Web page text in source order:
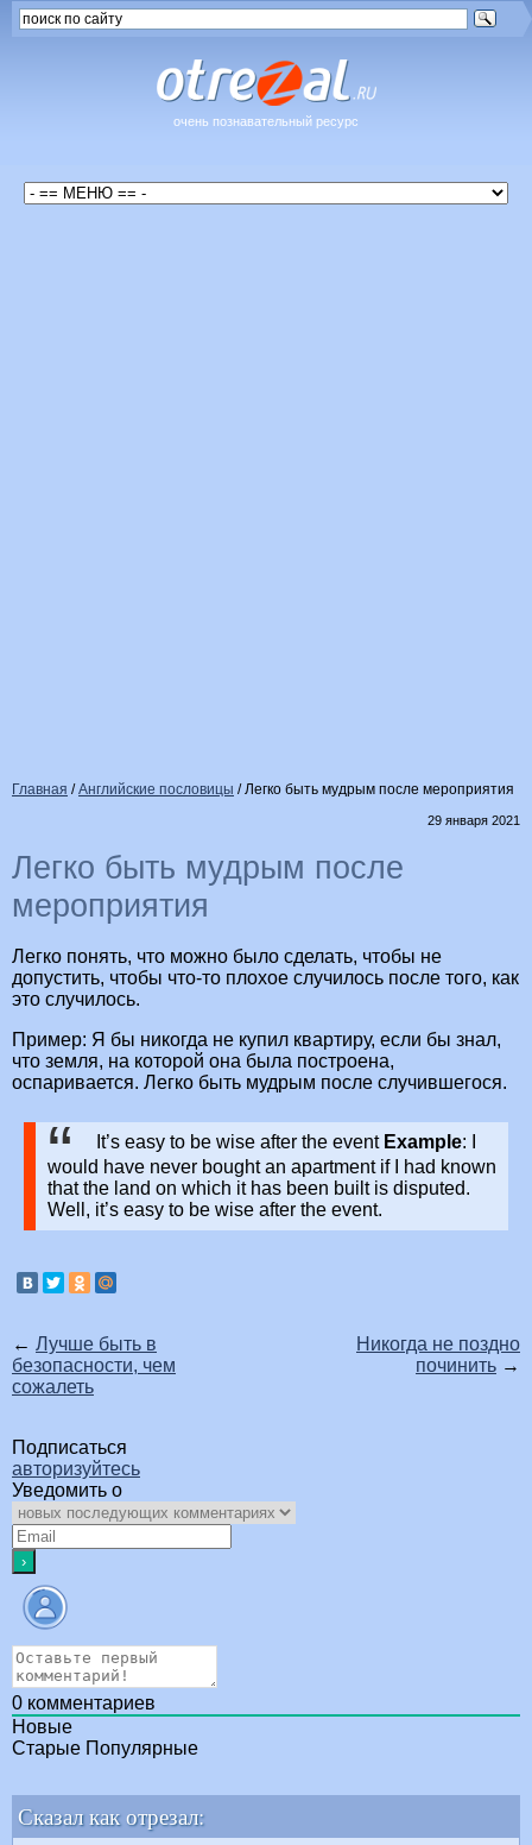
очень познавательный ресурс
Главная /Английские пословицы /Легко быть мудрым после мероприятия
29 января 2021
Легко быть мудрым после
мероприятия
Легко понять, что можно было сделать, чтобы не
допустить, чтобы что-то плохое случилось после того, как
это случилось.
Пример: Я бы никогда не купил квартиру, если бы знал,
что земля, на которой она была построена,
оспаривается. Легко быть мудрым после случившегося.
It’s easy to be wise after the event Example: I
would have never bought an apartment if I had known
that the land on which it has been built is disputed.
Well, it’s easy to be wise after the event.
← Лучше быть в
безопасности, чем
сожалеть
Никогда не поздно
починить →
Подписаться
авторизуйтесь
Уведомить о
0 комментариев
Новые
Старые Популярные
Сказал как отрезал: